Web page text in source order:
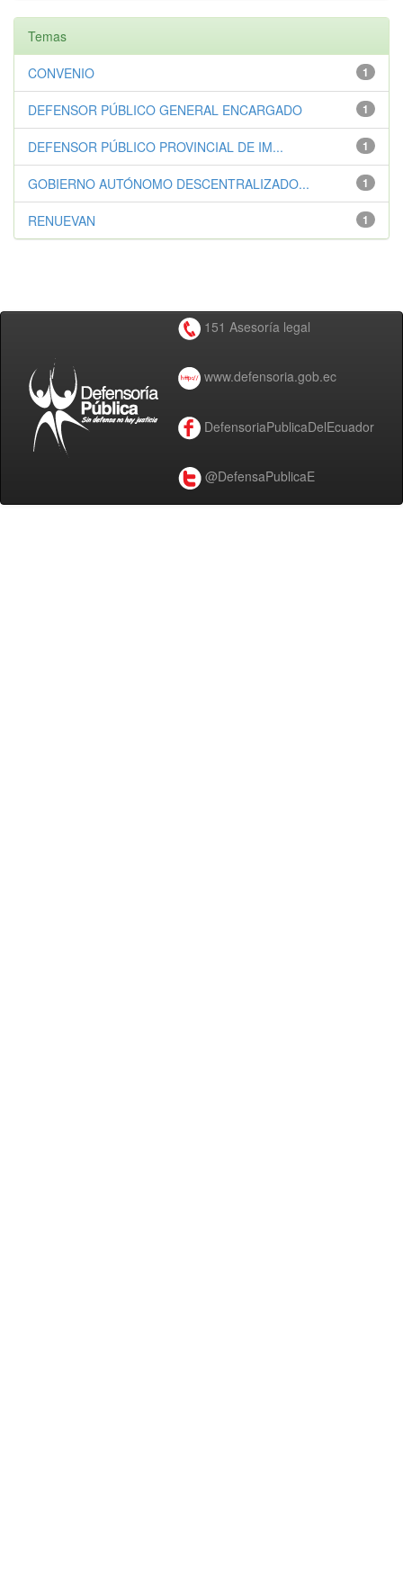
Temas
1
CONVENIO
1
DEFENSOR PÚBLICO GENERAL ENCARGADO
1
DEFENSOR PÚBLICO PROVINCIAL DE IM...
1
GOBIERNO AUTÓNOMO DESCENTRALIZADO...
1
RENUEVAN
151 Asesoría legal
www.defensoria.gob.ec
DefensoriaPublicaDelEcuador
@DefensaPublicaE